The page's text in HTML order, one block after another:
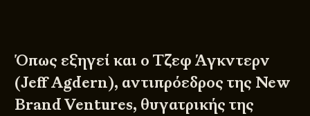
Όπως εξηγεί και ο Τζεφ Άγκντερν
(Jeff Agdern), αντιπρόεδρος της New
Brand Ventures, θυγατρικής της